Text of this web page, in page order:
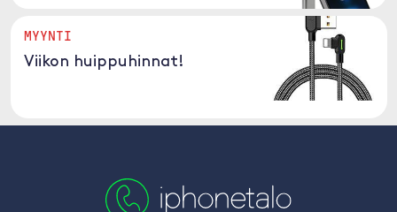
MYYNTI
Viikon huippuhinnat!